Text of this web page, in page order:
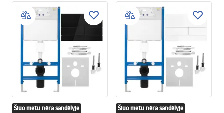
Šiuo metu nėra sandėlyje
Šiuo metu nėra sandėlyje